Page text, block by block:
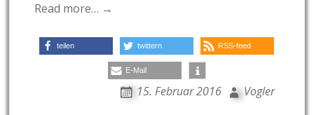
Read more… →
teilen twittern RSS-feed
E-Mail
15. Februar 2016 Vogler